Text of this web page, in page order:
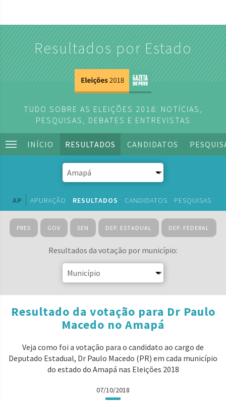
Resultados por Estado
TUDO SOBRE AS ELEIÇÕES 2018: NOTÍCIAS,
PESQUISAS, DEBATES E ENTREVISTAS
INÍCIO RESULTADOS CANDIDATOS
AP APURAÇÃO RESULTADOS CANDIDATOS PESQUISAS
PRES GOV SEN DEP. ESTADUAL DEP. FEDERAL
Resultados da votação por município:
Resultado da votação para Dr Paulo
Macedo no Amapá
Veja como foi a votação para o candidato ao cargo de
Deputado Estadual, Dr Paulo Macedo (PR) em cada município
do estado do Amapá nas Eleições 2018
07/10/2018